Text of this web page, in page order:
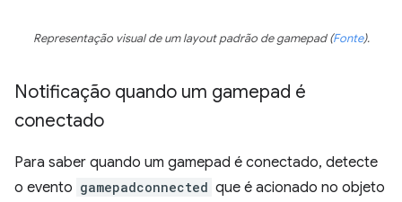
Representação visual de um layout padrão de gamepad (Fonte).
Notificação quando um gamepad é
conectado
Para saber quando um gamepad é conectado, detecte
o evento gamepadconnected que é acionado no objeto